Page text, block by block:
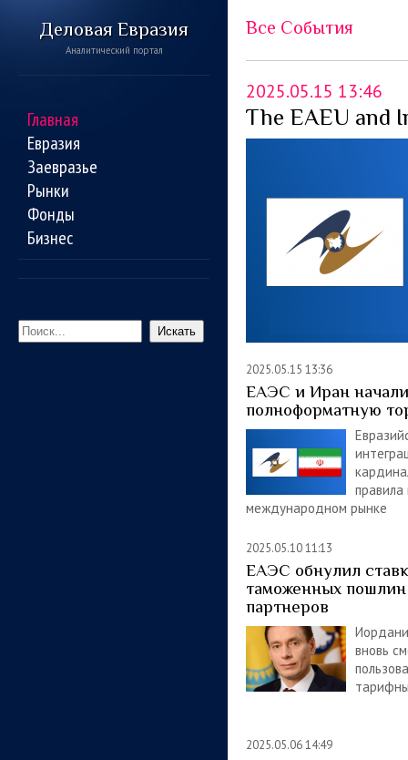
Деловая Евразия
Аналитический портал
Главная
Евразия
Заевразье
Рынки
Фонды
Бизнес
Искать
Все События
2025.05.15 13:46
The EAEU and
2025.05.15 13:36
ЕАЭС и Иран начали
полноформатную
правила
международном рынке
2025.05.10 11:13
ЕАЭС обнулил
таможенных
партнеров
вновь
2025.05.06 14:49